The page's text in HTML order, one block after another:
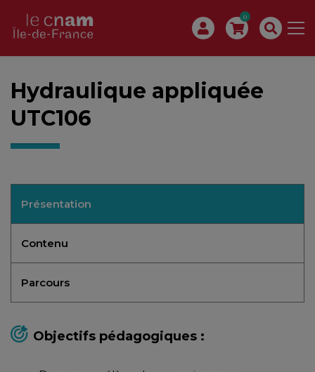
0
Hydraulique appliquée
UTC106
Présentation
Contenu
Parcours
Objectifs pédagogiques :